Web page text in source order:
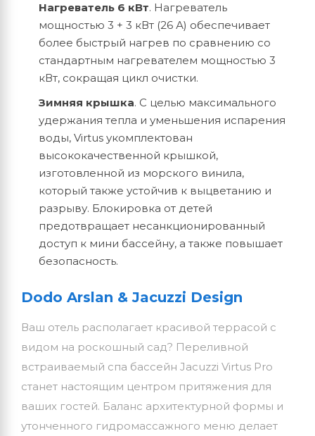
Нагреватель 6 кВт. Нагреватель
мощностью 3 + 3 кВт (26 А) обеспечивает
более быстрый нагрев по сравнению со
стандартным нагревателем мощностью 3
кВт, сокращая цикл очистки.
Зимняя крышка. С целью максимального
удержания тепла и уменьшения испарения
воды, Virtus укомплектован
высококачественной крышкой,
изготовленной из морского винила,
который также устойчив к выцветанию и
разрыву. Блокировка от детей
предотвращает несанкционированный
доступ к мини бассейну, а также повышает
безопасность.
Dodo Arslan & Jacuzzi Design
Ваш отель располагает красивой террасой с
видом на роскошный сад? Переливной
встраиваемый спа бассейн Jacuzzi Virtus Pro
станет настоящим центром притяжения для
ваших гостей. Баланс архитектурной формы и
утонченного гидромассажного меню делает